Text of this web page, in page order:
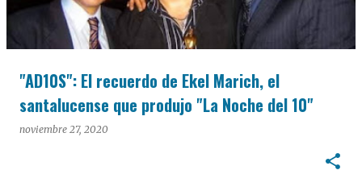
"AD10S": El recuerdo de Ekel Marich, el
santalucense que produjo "La Noche del 10"
noviembre 27, 2020